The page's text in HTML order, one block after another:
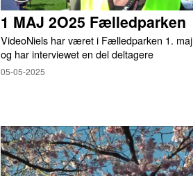
1 MAJ 2O25 Fælledparken
VideoNiels har været i Fælledparken 1. maj
og har interviewet en del deltagere
05-05-2025